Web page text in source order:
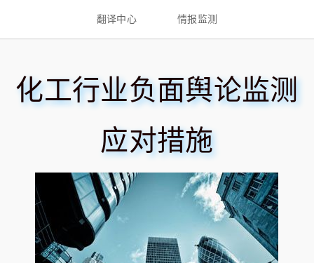
翻译中心 情报监测
化工行业负面舆论监测
应对措施